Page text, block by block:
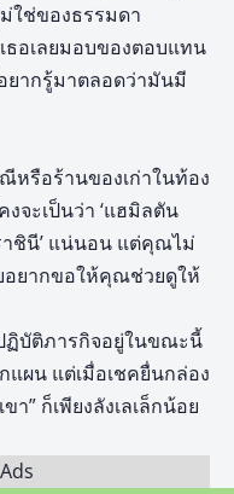
ใช่ของธรรมดา
ธอเลยมอบของตอบแทน
ยากรู้มาตลอดว่ามันมี
รือร้านของเก่าในท้อง
จะเป็นว่า ‘แฮมิลตัน
าชินี’ แน่นอน แต่คุณไม่
ยากขอให้คุณช่วยดูให้
ฏิบัติภารกิจอยู่ในขณะนี้
ผน แต่เมื่อเชคยื่นกล่อง
” ก็เพียงลังเลเล็กน้อย